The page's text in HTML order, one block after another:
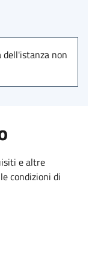
non
e altre
condizioni di